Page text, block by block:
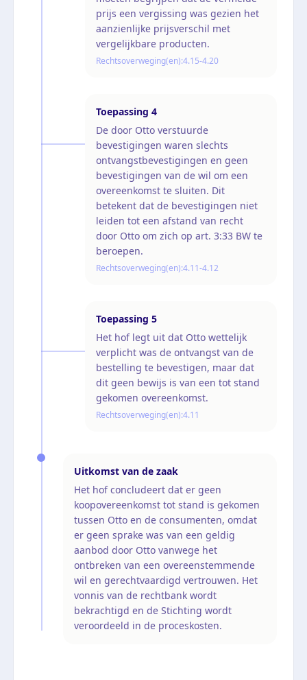
prijs een vergissing was gezien het
aanzienlijke prijsverschil met
vergelijkbare producten.
Rechtsoverweging(en):4.15-4.20
Toepassing 4
De door Otto verstuurde
bevestigingen waren slechts
ontvangstbevestigingen en geen
bevestigingen van de wil om een
overeenkomst te sluiten. Dit
betekent dat de bevestigingen niet
leiden tot een afstand van recht
door Otto om zich op art. 3:33 BW te
beroepen.
Rechtsoverweging(en):4.11-4.12
Toepassing 5
Het hof legt uit dat Otto wettelijk
verplicht was de ontvangst van de
bestelling te bevestigen, maar dat
dit geen bewijs is van een tot stand
gekomen overeenkomst.
Rechtsoverweging(en):4.11
Uitkomst van de zaak
Het hof concludeert dat er geen
koopovereenkomst tot stand is gekomen
tussen Otto en de consumenten, omdat
er geen sprake was van een geldig
aanbod door Otto vanwege het
ontbreken van een overeenstemmende
wil en gerechtvaardigd vertrouwen. Het
vonnis van de rechtbank wordt
bekrachtigd en de Stichting wordt
veroordeeld in de proceskosten.